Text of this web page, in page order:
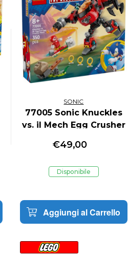
SONIC
77005 Sonic Knuckles
vs. il Mech Egg Crusher
€49,00
Disponibile
Aggiungi al Carrello